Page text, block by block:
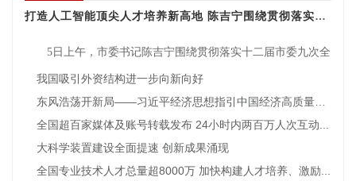
打造人工智能顶尖人才培养新高地 陈吉宁围绕贯彻落实十...
5日上午，市委书记陈吉宁围绕贯彻落实十二届市委九次全
习贯彻习近平总书记考察上海重要讲话精神和对上海工作重要
指示要求，面向世...
我国吸引外资结构进一步向新向好
全国超百家媒体及账号转载发布 24小时内两百万人次互动...
大科学装置建设全面提速 创新成果涌现
全国专业技术人才总量超8000万 加快构建人才培养、激励...